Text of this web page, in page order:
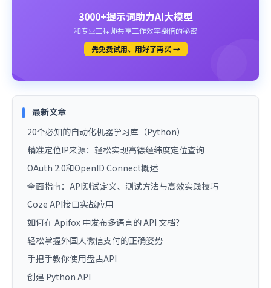
3000+提示词助力AI大模型
和专业工程师共享工作效率翻倍的秘密
先免费试用、用好了再买 →
最新文章
20个必知的自动化机器学习库（Python）
精准定位IP来源：轻松实现高德经纬度定位查询
OAuth 2.0和OpenID Connect概述
全面指南：API测试定义、测试方法与高效实践技巧
Coze API接口实战应用
如何在 Apifox 中发布多语言的 API 文档？
轻松掌握外国人微信支付的正确姿势
手把手教你使用盘古API
创建 Python API